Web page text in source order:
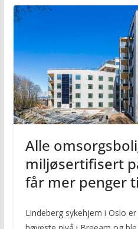
Alle
miljøsertifisert
får mer penger
Lindeberg sykehjem i Oslo